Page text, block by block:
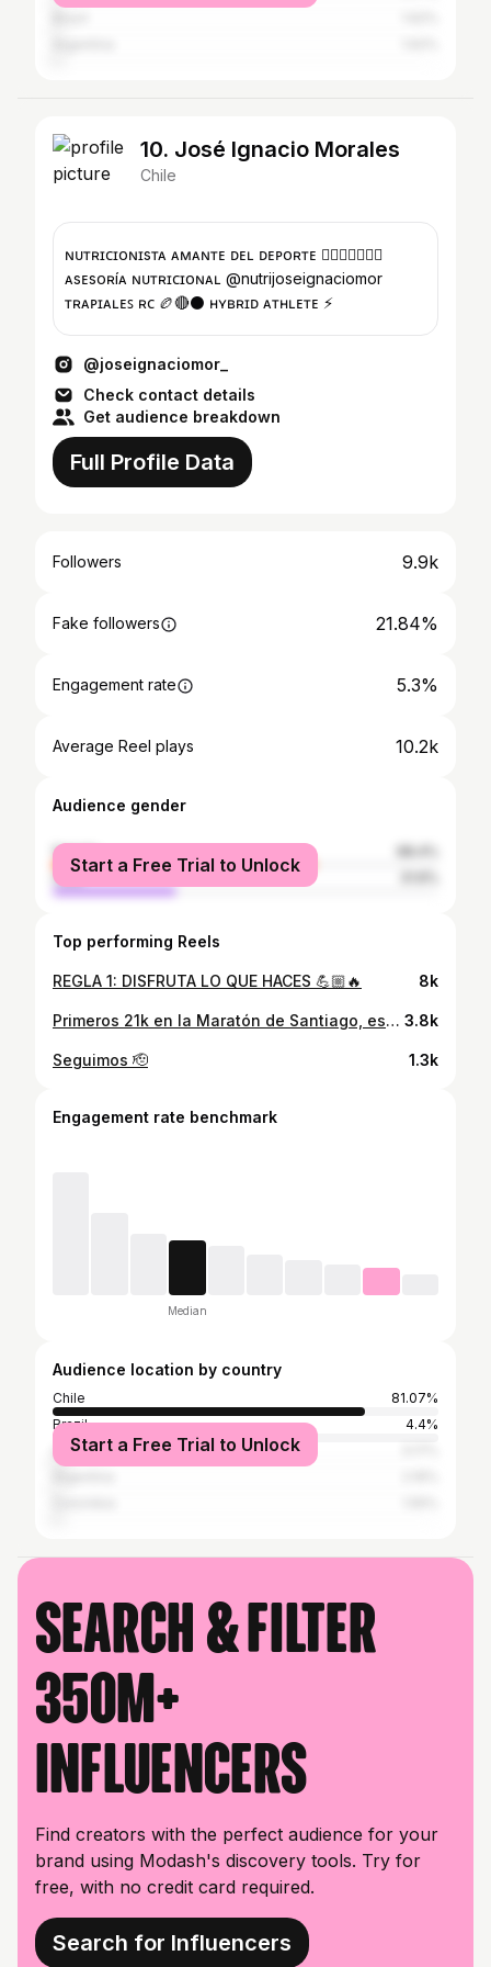
10. José Ignacio Morales
Chile
ɴᴜᴛʀɪᴄɪᴏɴɪsᴛᴀ ᴀᴍᴀɴᴛᴇ ᴅᴇʟ ᴅᴇᴘᴏʀᴛᴇ 🏋🏻‍♂️🏉🏃🏽🍏
ᴀsᴇsᴏʀíᴀ ɴᴜᴛʀɪᴄɪᴏɴᴀʟ @nutrijoseignaciomor
ᴛʀᴀᴘɪᴀʟᴇꜱ ʀᴄ 🏉🔴⚫️ ʜʏʙʀɪᴅ ᴀᴛʜʟᴇᴛᴇ ⚡️
@joseignaciomor_
Check contact details
Get audience breakdown
Full Profile Data
Followers 9.9k
Fake followers 21.84%
Engagement rate 5.3%
Average Reel plays 10.2k
Audience gender
female
male
Start a Free Trial to Unlock
Top performing Reels
REGLA 1: DISFRUTA LO QUE HACES 💪🏼🔥 8k
Primeros 21k en la Maratón de Santiago, estuvieron INCREÍBLES! 🔥 3.8k
Seguimos 🫡 1.3k
Engagement rate benchmark
Median
Audience location by country
Chile
81.07%
Brazil
4.4%
United States
Start a Free Trial to Unlock
Search & filter
350M+
influencers
Find creators with the perfect audience for your
brand using Modash's discovery tools. Try for
free, with no credit card required.
Search for Influencers